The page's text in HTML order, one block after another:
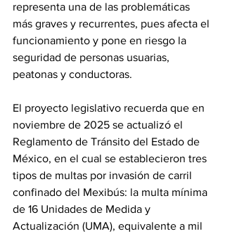
representa una de las problemáticas
más graves y recurrentes, pues afecta el
funcionamiento y pone en riesgo la
seguridad de personas usuarias,
peatonas y conductoras.
El proyecto legislativo recuerda que en
noviembre de 2025 se actualizó el
Reglamento de Tránsito del Estado de
México, en el cual se establecieron tres
tipos de multas por invasión de carril
confinado del Mexibús: la multa mínima
de 16 Unidades de Medida y
Actualización (UMA), equivalente a mil